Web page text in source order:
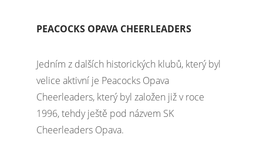
PEACOCKS OPAVA CHEERLEADERS
Jedním z dalších historických klubů, který byl
velice aktivní je Peacocks Opava
Cheerleaders, který byl založen již v roce
1996, tehdy ještě pod názvem SK
Cheerleaders Opava.